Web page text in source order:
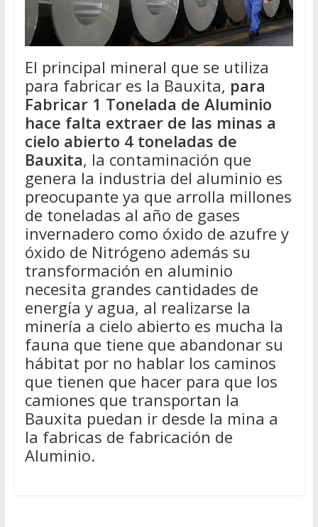
El principal mineral que se utiliza
para fabricar es la Bauxita, para
Fabricar 1 Tonelada de Aluminio
hace falta extraer de las minas a
cielo abierto 4 toneladas de
Bauxita, la contaminación que
genera la industria del aluminio es
preocupante ya que arrolla millones
de toneladas al año de gases
invernadero como óxido de azufre y
óxido de Nitrógeno además su
transformación en aluminio
necesita grandes cantidades de
energía y agua, al realizarse la
minería a cielo abierto es mucha la
fauna que tiene que abandonar su
hábitat por no hablar los caminos
que tienen que hacer para que los
camiones que transportan la
Bauxita puedan ir desde la mina a
la fabricas de fabricación de
Aluminio.